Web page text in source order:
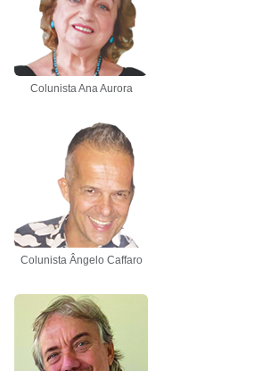
Colunista Ana Aurora
Colunista Ângelo Caffaro